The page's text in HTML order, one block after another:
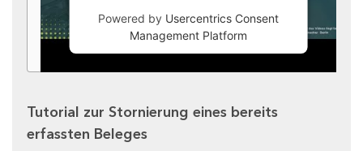
Powered by Usercentrics Consent
Management Platform
Tutorial zur Stornierung eines bereits
erfassten Beleges